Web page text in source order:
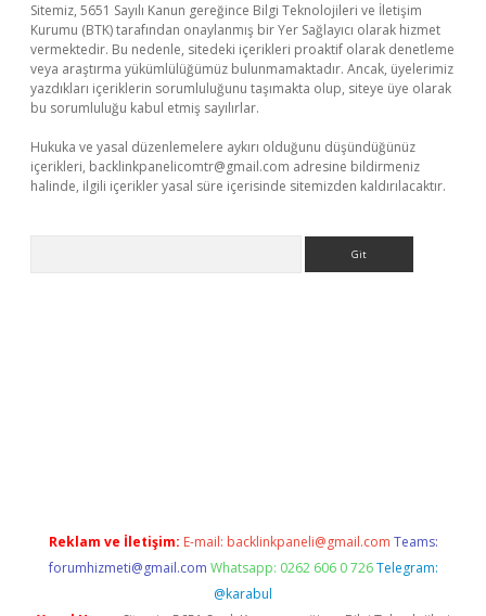
Sitemiz, 5651 Sayılı Kanun gereğince Bilgi Teknolojileri ve İletişim
Kurumu (BTK) tarafından onaylanmış bir Yer Sağlayıcı olarak hizmet
vermektedir. Bu nedenle, sitedeki içerikleri proaktif olarak denetleme
veya araştırma yükümlülüğümüz bulunmamaktadır. Ancak, üyelerimiz
yazdıkları içeriklerin sorumluluğunu taşımakta olup, siteye üye olarak
bu sorumluluğu kabul etmiş sayılırlar.
Hukuka ve yasal düzenlemelere aykırı olduğunu düşündüğünüz
içerikleri, backlinkpanelicomtr@gmail.com adresine bildirmeniz
halinde, ilgili içerikler yasal süre içerisinde sitemizden kaldırılacaktır.
Reklam ve İletişim: E-mail: backlinkpaneli@gmail.com Teams:
forumhizmeti@gmail.com Whatsapp: 0262 606 0 726 Telegram:
@karabul